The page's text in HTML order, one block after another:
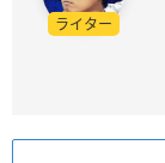
ライター